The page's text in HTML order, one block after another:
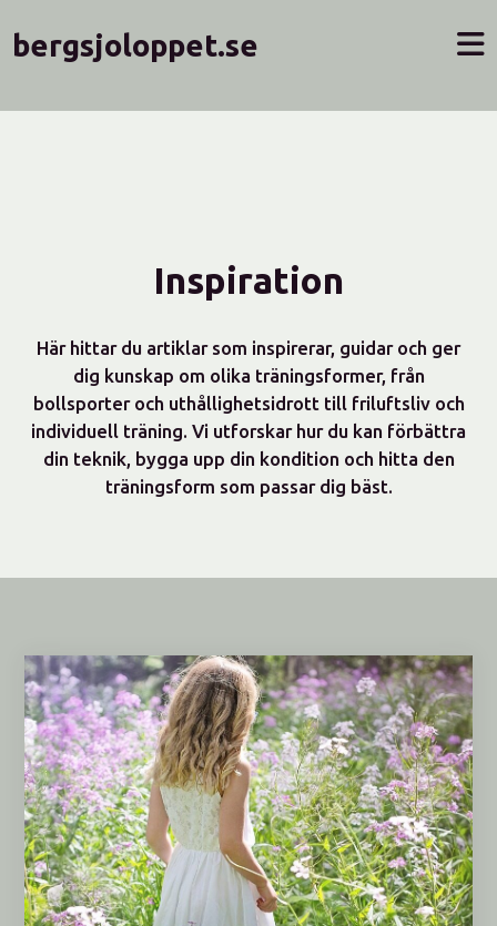
bergsjoloppet.se
Inspiration
Här hittar du artiklar som inspirerar, guidar och ger
dig kunskap om olika träningsformer, från
bollsporter och uthållighetsidrott till friluftsliv och
individuell träning. Vi utforskar hur du kan förbättra
din teknik, bygga upp din kondition och hitta den
träningsform som passar dig bäst.